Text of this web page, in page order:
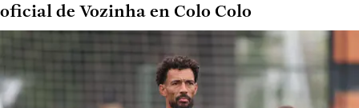
oficial de Vozinha en Colo Colo